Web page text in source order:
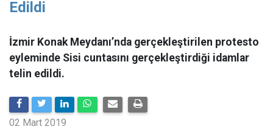
Edildi
​​​​​​​İzmir Konak Meydanı’nda gerçekleştirilen protesto
eyleminde Sisi cuntasını gerçekleştirdiği idamlar
telin edildi.
02 Mart 2019